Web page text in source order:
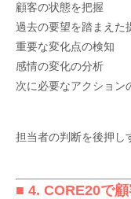
顧客の状態を把握
過去の要望を踏まえた
重要な変化点の検知
感情の変化の分析
次に必要なアクション
担当者の判断を後押し
■ 4. CORE20で